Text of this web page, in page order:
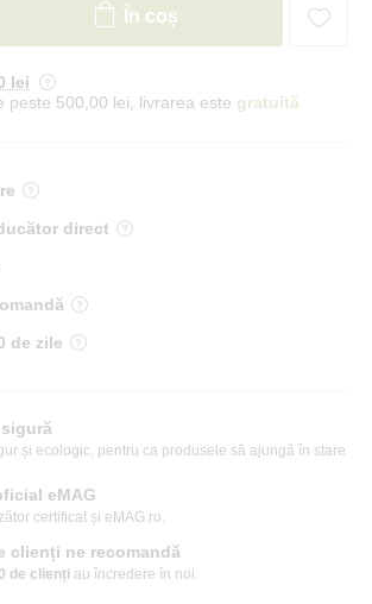
În coș
lei
peste 500,00 lei, livrarea este gratuită
direct
de zile
și ecologic, pentru ca produsele să ajungă în stare
eMAG
certificat și eMAG.ro.
clienți ne recomandă
de clienți au încredere în noi.